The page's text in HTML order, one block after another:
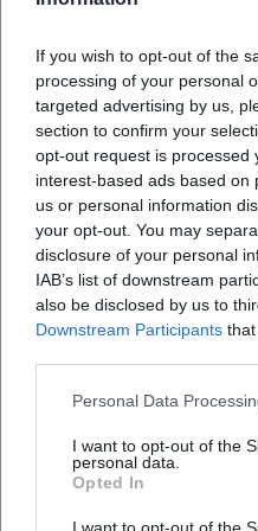
If you wish to opt-out of the
processing of your personal
targeted advertising by us,
section to confirm your
opt-out request is processed
interest-based ads based on
us or personal information
your opt-out. You may
disclosure of your personal
IAB’s list of downstream
also be disclosed by us to
Downstream Participants
Personal Data
I want to opt-out of the
personal data.
Opted In
I want to opt-out of the
Jargonspiel zur Groteske,
Autorität und Angst
untersucht Wahrhaftigkeit
den Konflikt von
Mechanismen der
die Komödie zum
kritisches Hören und Sehen.
Aufführungsgeschichte
heute brennt
Die anhaltende
Flexibilität: Klassische
und höfische Distinktion,
Signaturen, Chorarbeit oder
Nationalbühne – Molière
Ensemblearbeit, prägnante